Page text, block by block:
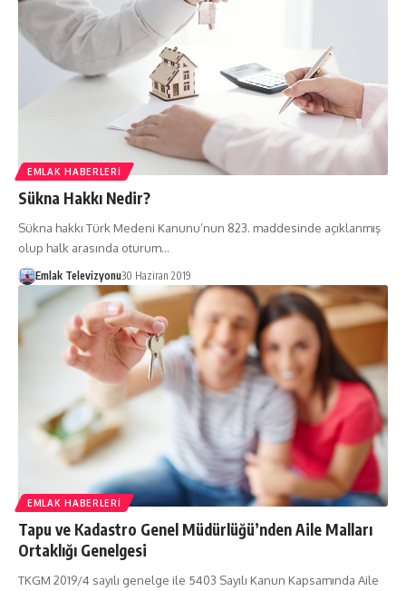
EMLAK HABERLERI
Sükna Hakkı Nedir?
Sükna hakkı Türk Medeni Kanunu’nun 823. maddesinde açıklanmış
olup halk arasında oturum…
Emlak Televizyonu30 Haziran 2019
EMLAK HABERLERI
Tapu ve Kadastro Genel Müdürlüğü’nden Aile Malları
Ortaklığı Genelgesi
TKGM 2019/4 sayılı genelge ile 5403 Sayılı Kanun Kapsamında Aile